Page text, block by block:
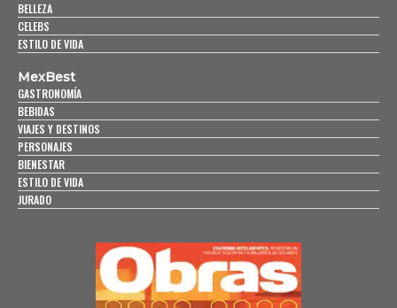
BELLEZA
CELEBS
ESTILO DE VIDA
MexBest
GASTRONOMÍA
BEBIDAS
VIAJES Y DESTINOS
PERSONAJES
BIENESTAR
ESTILO DE VIDA
JURADO